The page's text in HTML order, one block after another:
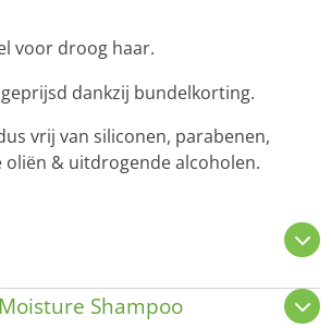
voor droog haar.
dankzij bundelkorting.
vrij van siliconen, parabenen,
& uitdrogende alcoholen.
Shampoo